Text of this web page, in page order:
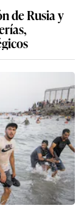
de Rusia y